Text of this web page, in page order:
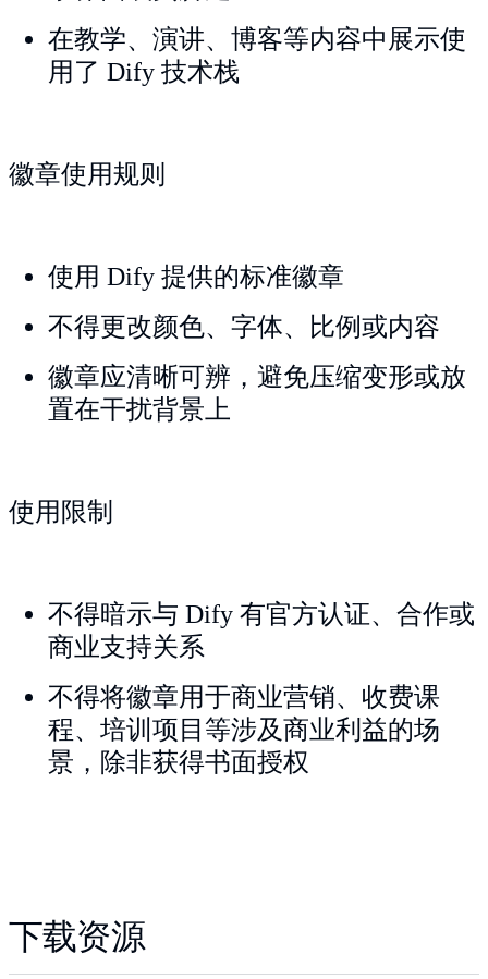
在教学、演讲、博客等内容中展示使
用了 Dify 技术栈
徽章使用规则
使用 Dify 提供的标准徽章
不得更改颜色、字体、比例或内容
徽章应清晰可辨，避免压缩变形或放
置在干扰背景上
使用限制
不得暗示与 Dify 有官方认证、合作或
商业支持关系
不得将徽章用于商业营销、收费课
程、培训项目等涉及商业利益的场
景，除非获得书面授权
下载资源